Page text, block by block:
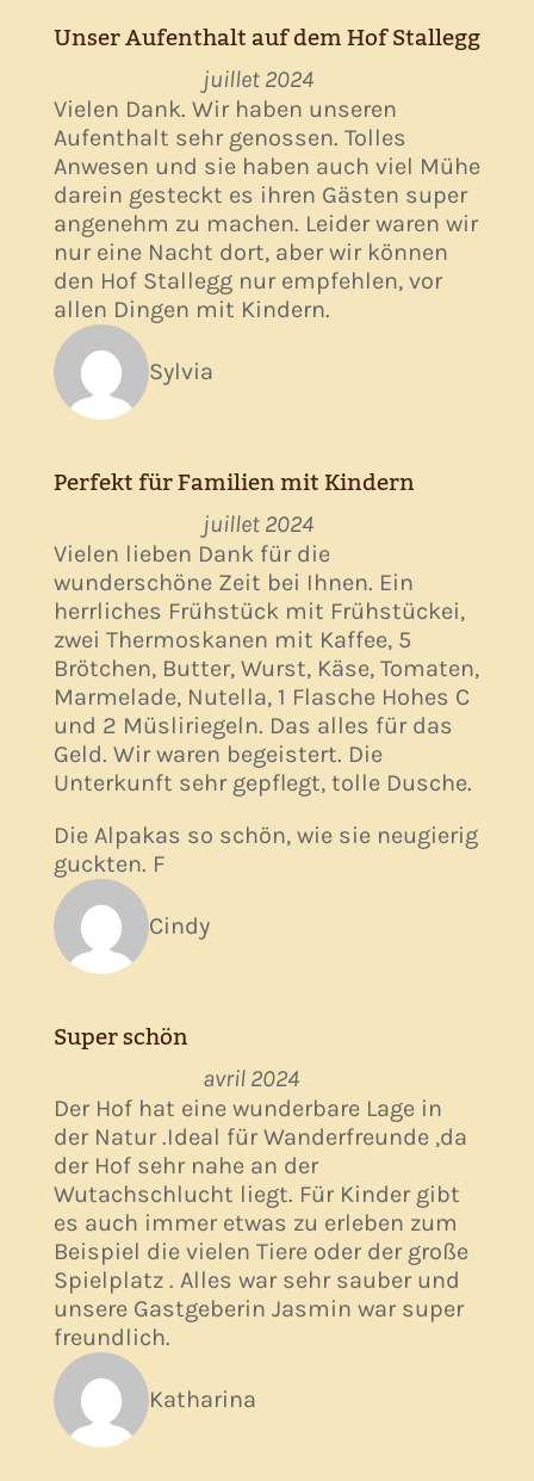
Unser Aufenthalt auf dem Hof Stallegg
juillet 2024
Vielen Dank. Wir haben unseren
Aufenthalt sehr genossen. Tolles
Anwesen und sie haben auch viel Mühe
darein gesteckt es ihren Gästen super
angenehm zu machen. Leider waren wir
nur eine Nacht dort, aber wir können
den Hof Stallegg nur empfehlen, vor
allen Dingen mit Kindern.
Sylvia
Perfekt für Familien mit Kindern
juillet 2024
Vielen lieben Dank für die
wunderschöne Zeit bei Ihnen. Ein
herrliches Frühstück mit Frühstückei,
zwei Thermoskanen mit Kaffee, 5
Brötchen, Butter, Wurst, Käse, Tomaten,
Marmelade, Nutella, 1 Flasche Hohes C
und 2 Müsliriegeln. Das alles für das
Geld. Wir waren begeistert. Die
Unterkunft sehr gepflegt, tolle Dusche.
Die Alpakas so schön, wie sie neugierig
guckten. F
Cindy
Super schön
avril 2024
Der Hof hat eine wunderbare Lage in
der Natur .Ideal für Wanderfreunde ,da
der Hof sehr nahe an der
Wutachschlucht liegt. Für Kinder gibt
es auch immer etwas zu erleben zum
Beispiel die vielen Tiere oder der große
Spielplatz . Alles war sehr sauber und
unsere Gastgeberin Jasmin war super
freundlich.
Katharina